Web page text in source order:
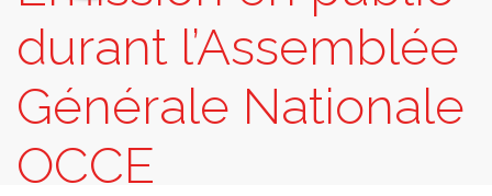
PRÉSENTATION
GRILLE DES PROGRAMMES
EMISSIONS / PODCASTS
RESSOURCES
durant l’Assemblée
Générale Nationale
OCCE